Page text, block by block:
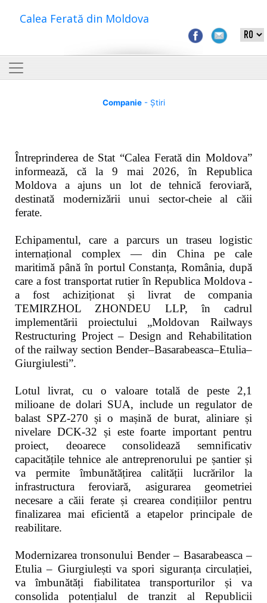
Calea Ferată din Moldova
Companie- Știri
Întreprinderea de Stat “Calea Ferată din Moldova”
informează, că la 9 mai 2026, în Republica
Moldova a ajuns un lot de tehnică feroviară,
destinată modernizării unui sector-cheie al căii
ferate.
Echipamentul, care a parcurs un traseu logistic
internațional complex — din China pe cale
maritimă până în portul Constanța, România, după
care a fost transportat rutier în Republica Moldova -
a fost achiziționat și livrat de compania
TEMIRZHOL ZHONDEU LLP, în cadrul
implementării proiectului „Moldovan Railways
Restructuring Project – Design and Rehabilitation
of the railway section Bender–Basarabeasca–Etulia–
Giurgiulesti”.
Lotul livrat, cu o valoare totală de peste 2,1
milioane de dolari SUA, include un regulator de
balast SPZ-270 și o mașină de burat, aliniare și
nivelare DCK-32 și este foarte important pentru
proiect, deoarece consolidează semnificativ
capacitățile tehnice ale antreprenorului pe șantier și
va permite îmbunătățirea calității lucrărilor la
infrastructura feroviară, asigurarea geometriei
necesare a căii ferate și crearea condițiilor pentru
finalizarea mai eficientă a etapelor principale de
reabilitare.
Modernizarea tronsonului Bender – Basarabeasca –
Etulia – Giurgiulești va spori siguranța circulației,
va îmbunătăți fiabilitatea transporturilor și va
consolida potențialul de tranzit al Republicii